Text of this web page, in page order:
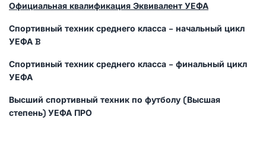
Официальная квалификация Эквивалент УЕФА
Спортивный техник среднего класса – начальный цикл
УЕФА B
Спортивный техник среднего класса – финальный цикл
УЕФА
Высший спортивный техник по футболу (Высшая
степень) УЕФА ПРО